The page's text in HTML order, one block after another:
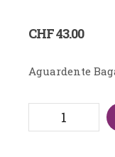
CHF43.00
Aguardente